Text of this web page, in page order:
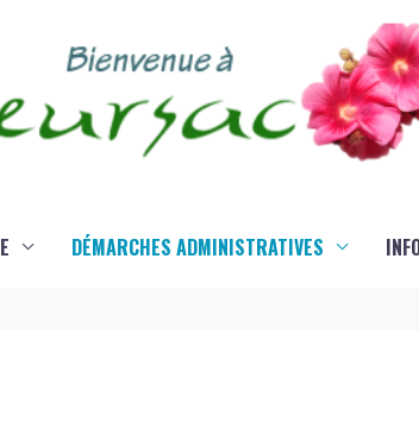
DÉMARCHES ADMINISTRATIVES